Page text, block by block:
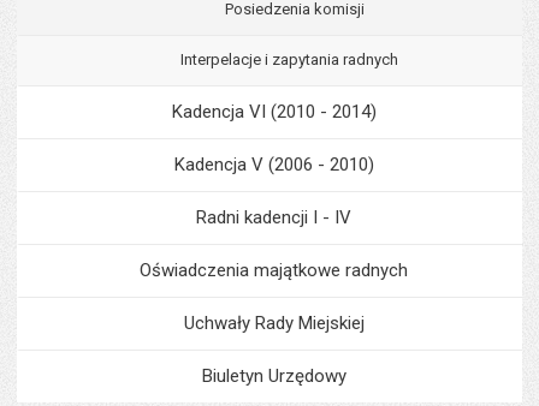
Posiedzenia komisji
Interpelacje i zapytania radnych
Kadencja VI (2010 - 2014)
Kadencja V (2006 - 2010)
Radni kadencji I - IV
Oświadczenia majątkowe radnych
Uchwały Rady Miejskiej
Biuletyn Urzędowy